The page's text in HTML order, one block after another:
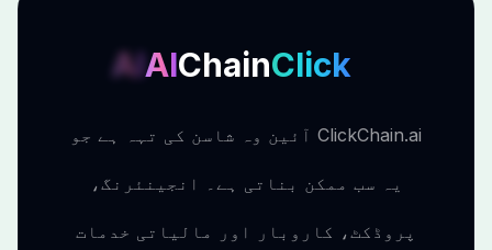
Click
Chain
AI
AI
ClickChain.ai آئین وہ شاسن کی تہہ ہے جو
یہ سب ممکن بناتی ہے۔ انجینئرنگ،
پروڈکٹ، کاروبار اور مالیاتی خدمات